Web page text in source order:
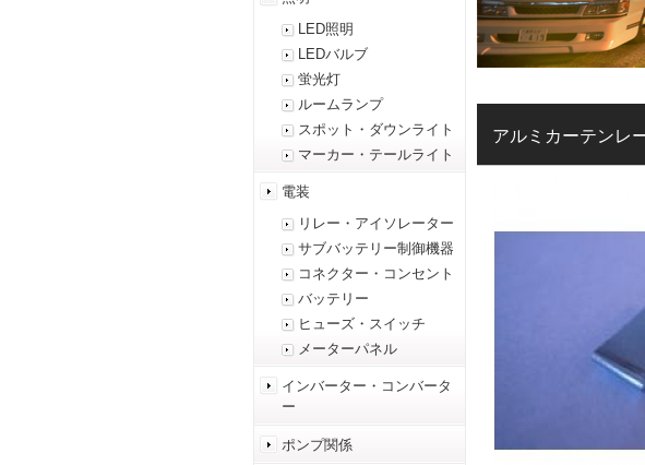
アルミカーテンレ
LED照明
LEDバルブ
蛍光灯
ルームランプ
スポット・ダウンライト
マーカー・テールライト
電装
リレー・アイソレーター
サブバッテリー制御機器
コネクター・コンセント
バッテリー
ヒューズ・スイッチ
メーターパネル
インバーター・コンバータ
ー
ポンプ関係